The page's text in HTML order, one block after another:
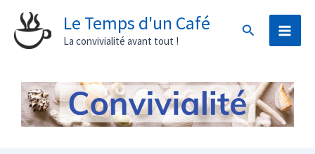
Aller
contenu
Le Temps d'un Café
La convivialité avant tout !
Rechercher